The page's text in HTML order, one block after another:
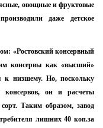
овощные и фруктовые
даже детское
«Ростовский консервный
консервы как «высший»
к низшему. Но, поскольку
консервов, он и расчеты
Таким образом, завод
лишних 40 коп.за